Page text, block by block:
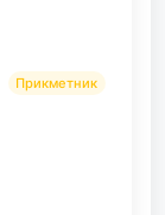
Прикметник